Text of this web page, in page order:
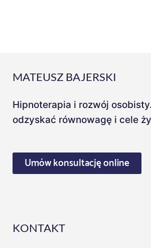
MATEUSZ BAJERSKI
Hipnoterapia i rozwój
odzyskać równowagę i cele
Umów konsultację online
KONTAKT